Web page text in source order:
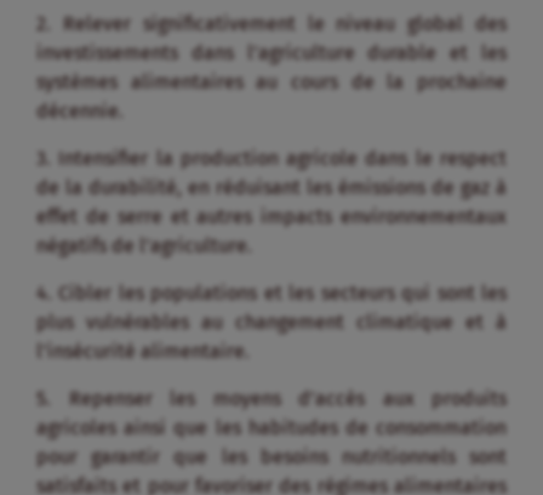
2. Relever significativement le niveau global des
investissements dans l’agriculture durable et les
systèmes alimentaires au cours de la prochaine
décennie.
3. Intensifier la production agricole dans le respect
de la durabilité, en réduisant les émissions de gaz à
effet de serre et autres impacts environnementaux
négatifs de l’agriculture.
4. Cibler les populations et les secteurs qui sont les
plus vulnérables au changement climatique et à
l’insécurité alimentaire.
5. Repenser les moyens d’accès aux produits
agricoles ainsi que les habitudes de consommation
pour garantir que les besoins nutritionnels sont
satisfaits et pour favoriser des régimes alimentaires